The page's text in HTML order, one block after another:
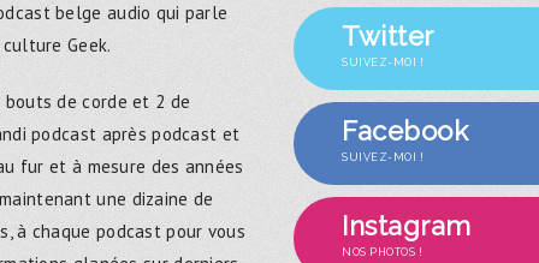
belge audio qui parle
Geek.
de corde et 2 de
podcast après podcast et
fur et à mesure des années
une dizaine de
à chaque podcast pour vous
Twitter
SUIVEZ-MOI !
Facebook
SUIVEZ-MOI !
Instagram
NOS PHOTOS !